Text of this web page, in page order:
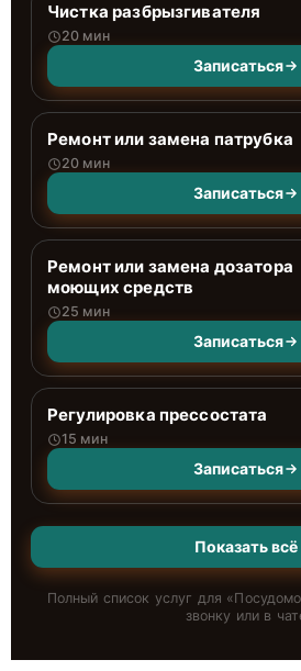
Чистка разбрызгивателя
20 мин
Записаться
Ремонт или замена патрубка
20 мин
Записаться
Ремонт или замена дозатора
моющих средств
25 мин
Записаться
Регулировка прессостата
15 мин
Записаться
Показать всё
Полный список услуг для «
звонку или в